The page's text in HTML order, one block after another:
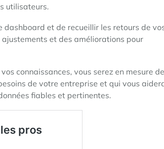
utilisateurs.
dashboard et de recueillir les retours de
et des améliorations pour
connaissances, vous serez en mesure de
de votre entreprise et qui vous
fiables et pertinentes.